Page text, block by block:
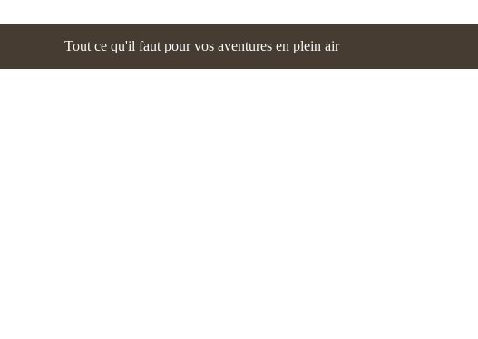
Tout ce qu'il faut pour vos aventures en plein air